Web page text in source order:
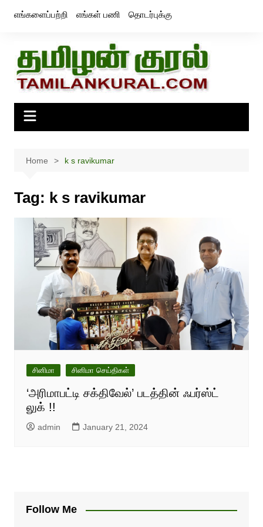
எங்களைப்பற்றி எங்கள் பணி தொடர்புக்கு
Home k s ravikumar
Tag: k s ravikumar
சினிமா சினிமா செய்திகள்
‘அரிமாபட்டி சக்திவேல்’ படத்தின் ஃபர்ஸ்ட்
லுக் !!
admin January 21, 2024
Follow Me